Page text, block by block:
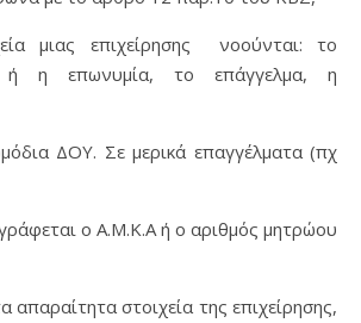
μιας επιχείρησης νοούνται: το
ή η επωνυμία, το επάγγελμα, η
ΔΟΥ. Σε μερικά επαγγέλματα (πχ
ο Α.Μ.Κ.Α ή ο αριθμός μητρώου
στοιχεία της επιχείρησης,